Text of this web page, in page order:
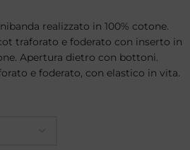
realizzato in 100% cotone.
traforato e foderato con inserto in
Apertura dietro con bottoni.
e foderato, con elastico in vita.